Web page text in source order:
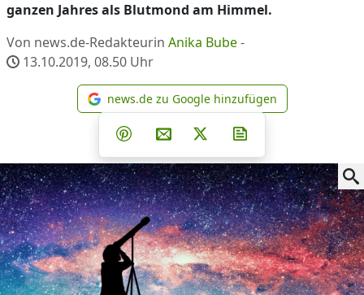
ganzen Jahres als Blutmond am Himmel.
Von news.de-Redakteurin Anika Bube-
13.10.2019, 08.50 Uhr
news.de zu Google
news.de zu Google hinzufügen
Teilen auf Facebook
Teilen auf Whatsapp
Teilen auf Telegram
Teilen auf Pinterest
Per E-Mail teilen
Post auf X